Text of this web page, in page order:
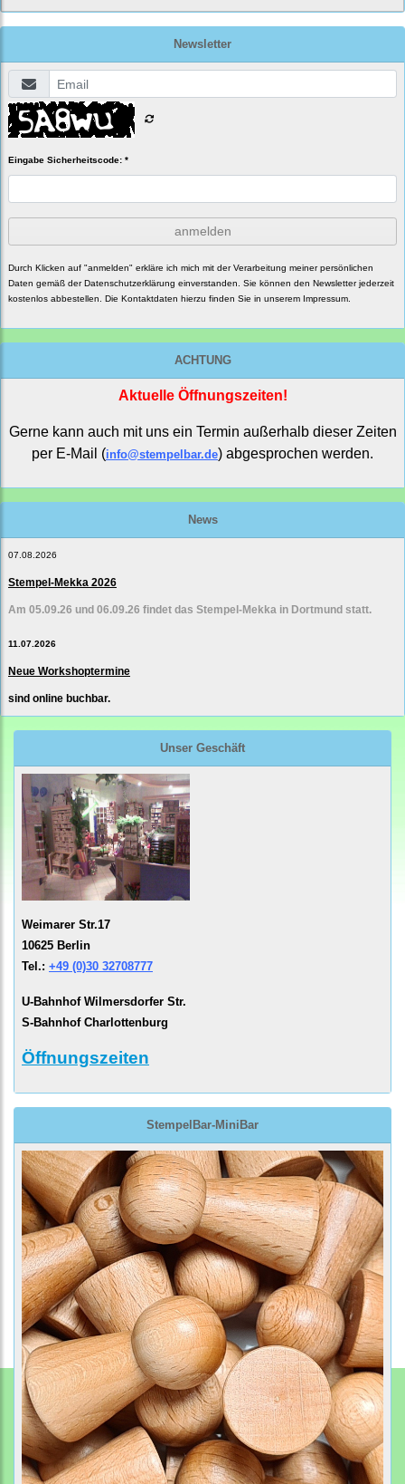
Newsletter
Eingabe Sicherheitscode: *
anmelden
Durch Klicken auf "anmelden" erkläre ich mich mit der Verarbeitung meiner persönlichen
Daten gemäß der Datenschutzerklärung einverstanden. Sie können den Newsletter jederzeit
kostenlos abbestellen. Die Kontaktdaten hierzu finden Sie in unserem Impressum.
ACHTUNG
Aktuelle Öffnungszeiten!
Gerne kann auch mit uns ein Termin außerhalb dieser Zeiten
per E-Mail (info@stempelbar.de) abgesprochen werden.
News
07.08.2026
Stempel-Mekka 2026
Am 05.09.26 und 06.09.26 findet das Stempel-Mekka in Dortmund statt.
11.07.2026
Neue Workshoptermine
sind online buchbar.
Unser Geschäft
Weimarer Str.17
10625 Berlin
Tel.: +49 (0)30 32708777
U-Bahnhof Wilmersdorfer Str.
S-Bahnhof Charlottenburg
Öffnungszeiten
StempelBar-MiniBar